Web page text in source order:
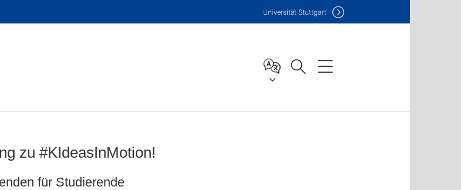
Universität Stuttgart
zu #KIdeasInMotion!
für Studierende